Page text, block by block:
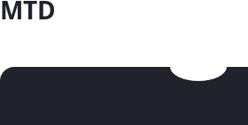
MTD